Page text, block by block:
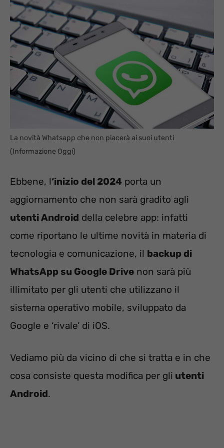
La novità Whatsapp che non piacerà ai suoi utenti
(Informazione Oggi)
Ebbene, l‘inizio del 2024 porta un
aggiornamento che non sarà gradito agli
utenti Android della celebre app: infatti
come riportano le ultime novità in materia di
tecnologia e comunicazione, il backup di
WhatsApp su Google Drive non sarà più
illimitato per gli utenti che utilizzano il
sistema operativo mobile, sviluppato da
Google e ‘rivale’ di iOS.
Vediamo più da vicino di che si tratta e in che
cosa consiste questa modifica per gli utenti
Android.